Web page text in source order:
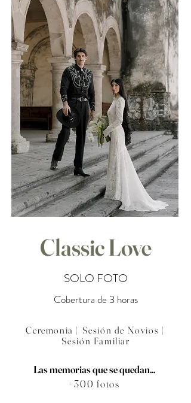
Classic Love
SOLO FOTO
Cobertura de 3 horas
Ceremonia | Sesión de Novios |
Sesión Familiar
Las memorias que se quedan...
+300 fotos